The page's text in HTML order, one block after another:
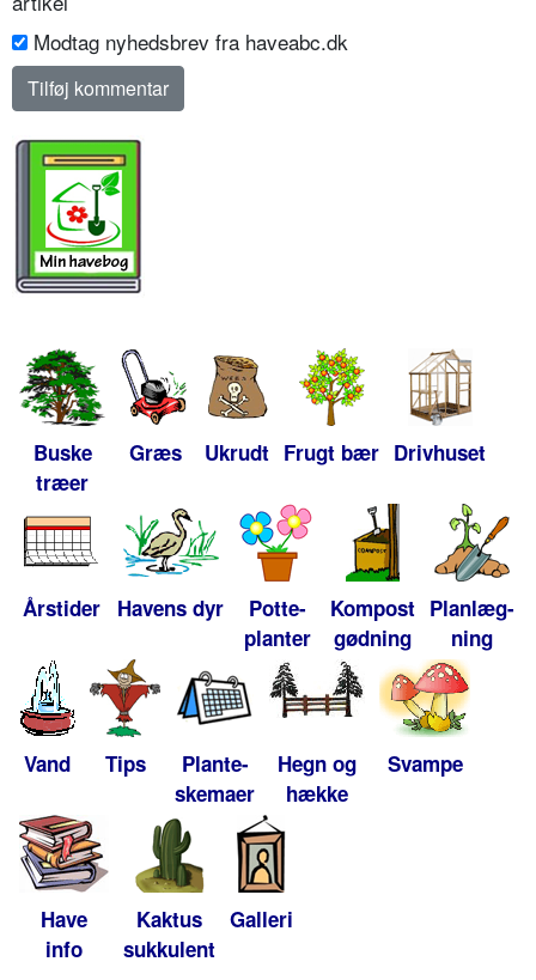
Modtag nyhedsbrev fra haveabc.dk
Buske
træer
Græs Ukrudt Frugt bær Drivhuset
Årstider Havens dyr
Potte-
planter
Kompost
gødning
Planlæg-
ning
Vand Tips
Plante-
skemaer
Hegn og
hække
Svampe
Have
info
Kaktus
sukkulent
Galleri